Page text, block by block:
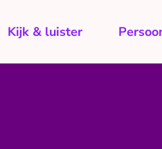
Kijk & luister